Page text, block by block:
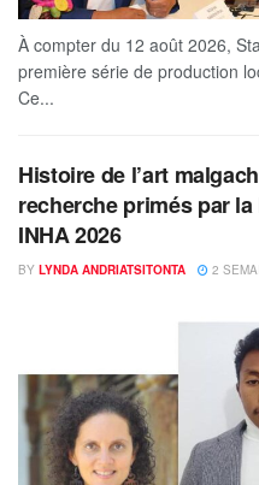
À compter du 12 août 2026,
première série de production
Ce...
Histoire de l’art
recherche primés par
INHA 2026
BY LYNDA ANDRIATSITONTA 2